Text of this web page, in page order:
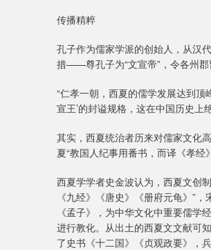
传播精粹
孔子作为儒家学派的创始人，从汉
措——尊孔子为“文宣帝”，令各州郡
“仁孝一朝，西夏的儒学发展达到顶
宣王’的封谥规格，这在中国历史上
其实，西夏统治者历来对儒家文化
夏“教国人纪事用番书，而译《孝经
西夏学学者史金波认为，西夏文创
《九经》《唐史》《册府元龟》”
《孟子》，为中华文化中重要儒
进行教化。从出土的西夏文文献可
了史书《十二国》《贞观政要》，